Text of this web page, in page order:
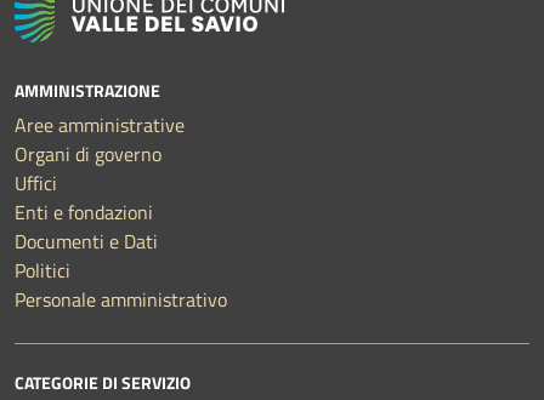
AMMINISTRAZIONE
Aree amministrative
Organi di governo
Uffici
Enti e fondazioni
Documenti e Dati
Politici
Personale amministrativo
CATEGORIE DI SERVIZIO